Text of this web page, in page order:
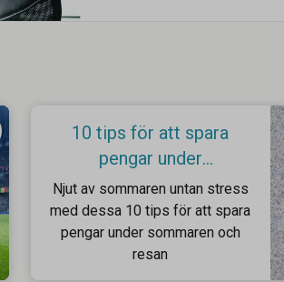
10 tips för att spara
pengar under
sommarresan
Njut av sommaren untan stress
med dessa 10 tips för att spara
pengar under sommaren och
resan